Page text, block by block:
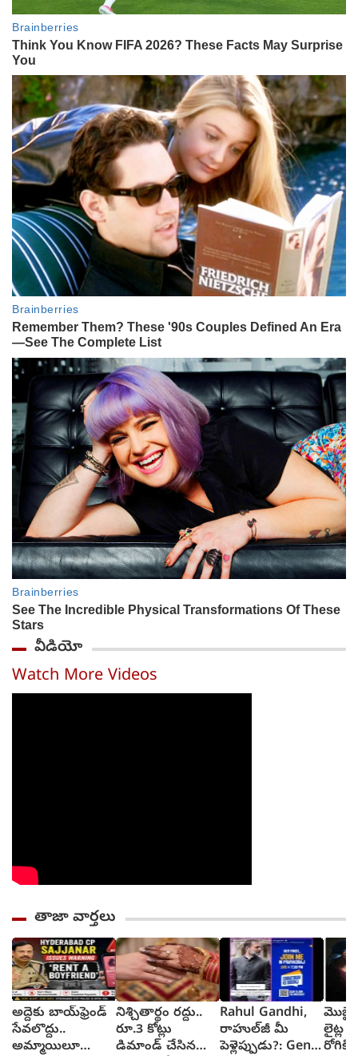
వీడియో
Watch More Videos
తాజా వార్తలు
అద్దెకు బాయ్‌ఫ్రెండ్
సేవలొద్దు..
అమ్మాయిలూ
నిశ్చితార్థం రద్దు..
రూ.3 కోట్లు
డిమాండ్ చేసిన
Rahul Gandhi,
రాహుల్‌జీ మీ
పెళ్లెప్పుడు?: GenZ
లైట్ల
రోగికి